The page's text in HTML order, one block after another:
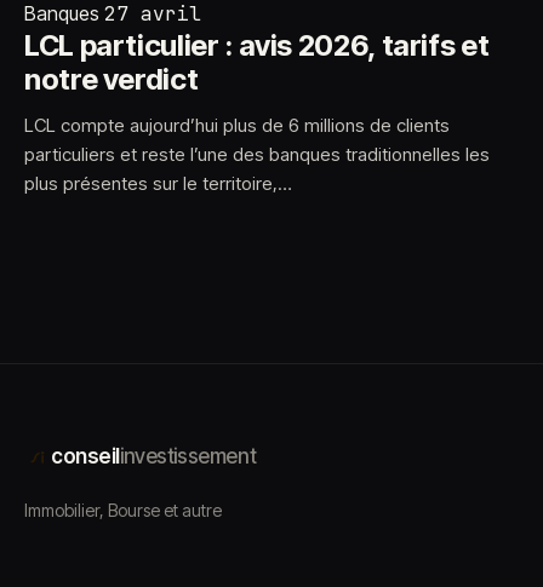
Banques 27 avril
LCL particulier : avis 2026, tarifs et
notre verdict
LCL compte aujourd’hui plus de 6 millions de clients
particuliers et reste l’une des banques traditionnelles les
plus présentes sur le territoire,…
conseil investissement
Immobilier, Bourse et autre